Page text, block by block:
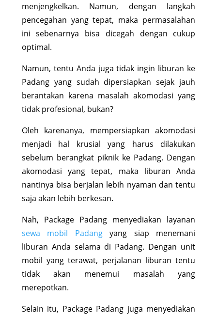
menjengkelkan. Namun, dengan langkah
pencegahan yang tepat, maka permasalahan
ini sebenarnya bisa dicegah dengan cukup
optimal.
Namun, tentu Anda juga tidak ingin liburan ke
Padang yang sudah dipersiapkan sejak jauh
berantakan karena masalah akomodasi yang
tidak profesional, bukan?
Oleh karenanya, mempersiapkan akomodasi
menjadi hal krusial yang harus dilakukan
sebelum berangkat piknik ke Padang. Dengan
akomodasi yang tepat, maka liburan Anda
nantinya bisa berjalan lebih nyaman dan tentu
saja akan lebih berkesan.
Nah, Package Padang menyediakan layanan
sewa mobil Padangyang siap menemani
liburan Anda selama di Padang. Dengan unit
mobil yang terawat, perjalanan liburan tentu
tidak akan menemui masalah yang
merepotkan.
Selain itu, Package Padang juga menyediakan